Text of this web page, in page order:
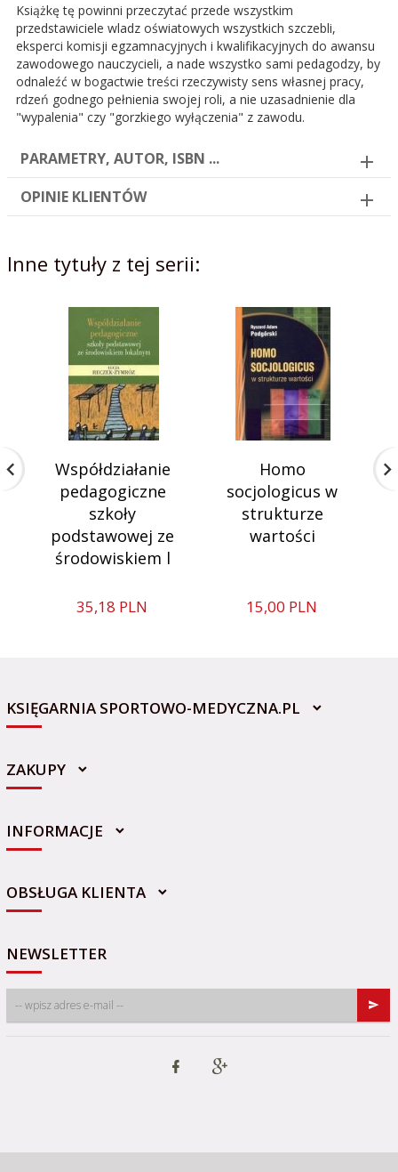
Książkę tę powinni przeczytać przede wszystkim
przedstawiciele wladz oświatowych wszystkich szczebli,
eksperci komisji egzamnacyjnych i kwalifikacyjnych do awansu
zawodowego nauczycieli, a nade wszystko sami pedagodzy, by
odnaleźć w bogactwie treści rzeczywisty sens własnej pracy,
rdzeń godnego pełnienia swojej roli, a nie uzasadnienie dla
"wypalenia" czy "gorzkiego wyłączenia" z zawodu.
PARAMETRY, AUTOR, ISBN ...
OPINIE KLIENTÓW
Inne tytuły z tej serii:
Współdziałanie
pedagogiczne
szkoły
podstawowej ze
środowiskiem l
35,18 PLN
Homo
socjologicus w
strukturze
wartości
15,00 PLN
KSIĘGARNIA SPORTOWO-MEDYCZNA.PL
sklep@sportowo-medyczna.pl
ZAKUPY
INFORMACJE
OBSŁUGA KLIENTA
NEWSLETTER